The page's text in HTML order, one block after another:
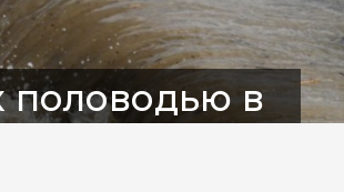
половодью в